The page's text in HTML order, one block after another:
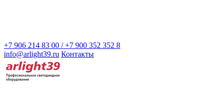
+7 906 214 83 00 / +7 900 352 352 8
info@arlight39.ru Контакты